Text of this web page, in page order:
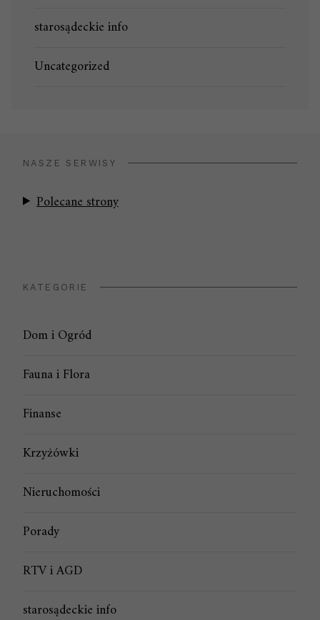
starosądeckie info
Uncategorized
NASZE SERWISY
Polecane strony
KATEGORIE
Dom i Ogród
Fauna i Flora
Finanse
Krzyżówki
Nieruchomości
Porady
RTV i AGD
starosądeckie info